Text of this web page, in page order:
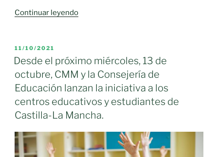
Continuar leyendo«Castilla-
la
segunda
edición
de
‘Supercirculares’
para
alumnado
PUBLICADO
EL
11/10/2021
Desde el próximo miércoles, 13 de
octubre, CMM y la Consejería de
Educación lanzan la iniciativa a los
centros educativos y estudiantes de
Castilla-La Mancha.